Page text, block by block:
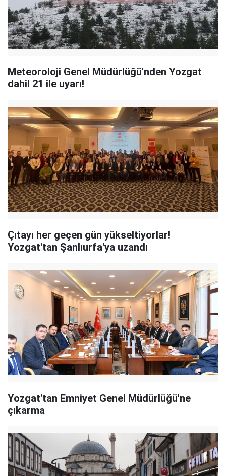
Meteoroloji Genel Müdürlüğü'nden Yozgat
dahil 21 ile uyarı!
Çıtayı her geçen gün yükseltiyorlar!
Yozgat'tan Şanlıurfa'ya uzandı
Yozgat'tan Emniyet Genel Müdürlüğü'ne
çıkarma